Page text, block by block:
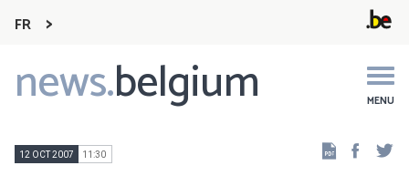
FR
news.belgium MENU
Main
navigation
12 OCT 2007 11:30